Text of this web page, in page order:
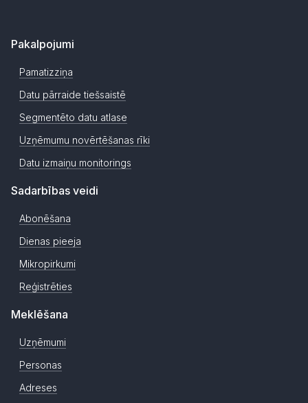
Pakalpojumi
Pamatizziņa
Datu pārraide tiešsaistē
Segmentēto datu atlase
Uzņēmumu novērtēšanas rīki
Datu izmaiņu monitorings
Sadarbības veidi
Abonēšana
Dienas pieeja
Mikropirkumi
Reģistrēties
Meklēšana
Uzņēmumi
Personas
Adreses